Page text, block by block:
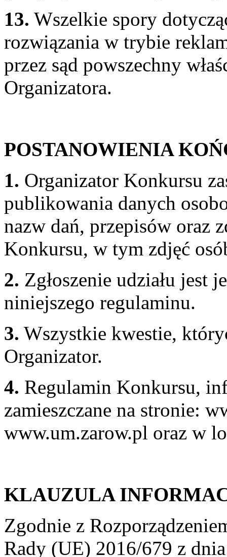
13. Wszelkie spory
rozwiązania w trybie
przez sąd powszechny
Organizatora.
POSTANOWIENIA
1. Organizator Konkursu
publikowania danych
nazw dań, przepisów oraz
Konkursu, w tym zdjęć
2. Zgłoszenie udziału jest
niniejszego regulaminu.
3. Wszystkie kwestie,
Organizator.
4. Regulamin Konkursu,
zamieszczane na stronie:
www.um.zarow.pl oraz w
KLAUZULA
Zgodnie z
Rady (UE) 2016/679 z